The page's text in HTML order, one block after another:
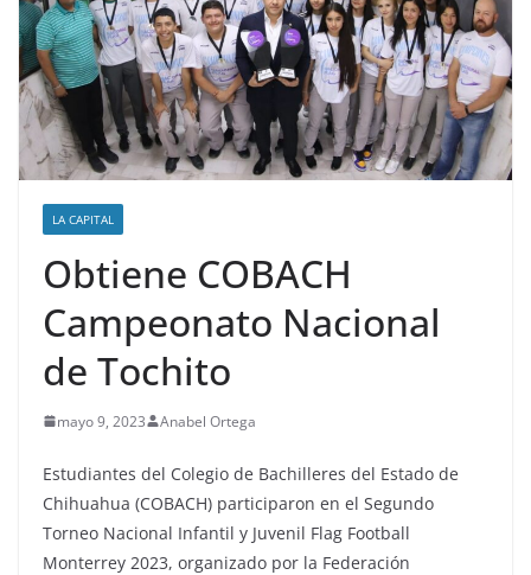
LA CAPITAL
Obtiene COBACH
Campeonato Nacional
de Tochito
mayo 9, 2023 Anabel Ortega
Estudiantes del Colegio de Bachilleres del Estado de
Chihuahua (COBACH) participaron en el Segundo
Torneo Nacional Infantil y Juvenil Flag Football
Monterrey 2023, organizado por la Federación